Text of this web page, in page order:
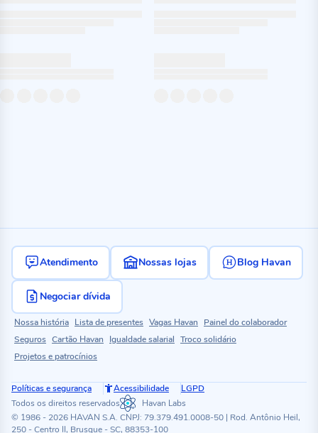
Atendimento Nossas lojas Blog Havan
Negociar dívida
Nossa história Lista de presentes Vagas Havan
Painel do colaborador
Seguros Cartão Havan Igualdade salarial Troco solidário
Projetos e patrocínios
Políticas e segurança Acessibilidade
LGPD
Todos os direitos reservados
Havan Labs
© 1986 - 2026 HAVAN S.A. CNPJ: 79.379.491.0008-50 | Rod. Antônio Heil,
250 - Centro II, Brusque - SC, 88353-100